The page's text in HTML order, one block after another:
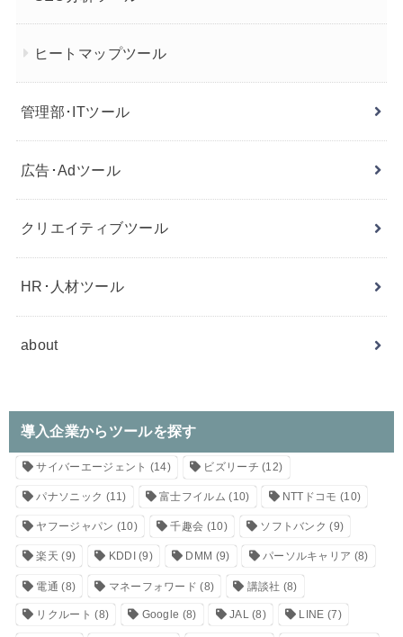
ヒートマップツール
管理部･ITツール
広告･Adツール
クリエイティブツール
HR･人材ツール
about
導入企業からツールを探す
サイバーエージェント (14) ビズリーチ (12)
パナソニック (11) 富士フイルム (10) NTTドコモ (10)
ヤフージャパン (10) 千趣会 (10) ソフトバンク (9)
楽天 (9) KDDI (9) DMM (9) パーソルキャリア (8)
電通 (8) マネーフォワード (8) 講談社 (8)
リクルート (8) Google (8) JAL(8) LINE (7)